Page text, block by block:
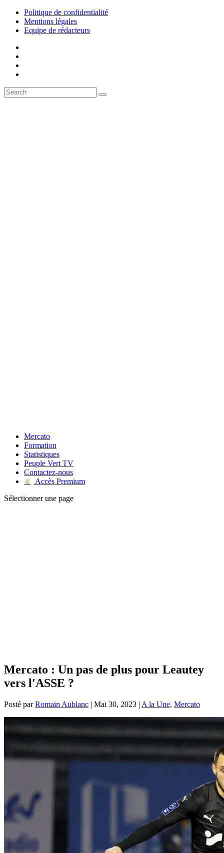
Politique de confidentialité
Mentions légales
Equipe de rédacteurs
Mercato
Formation
Statistiques
Peuple Vert TV
Contactez-nous
♛
Accès Premium
Sélectionner une page
Mercato : Un pas de plus pour Leautey
vers l'ASSE ?
Posté parRomain Aublanc | Mai 30, 2023 | A la Une, Mercato